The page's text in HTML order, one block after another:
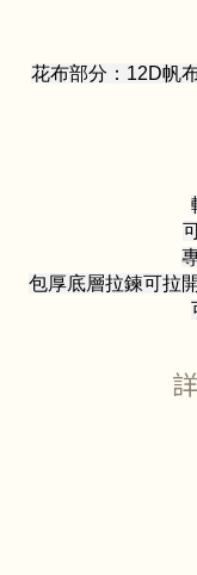
花布部分：12D帆
包厚底層拉鍊可拉